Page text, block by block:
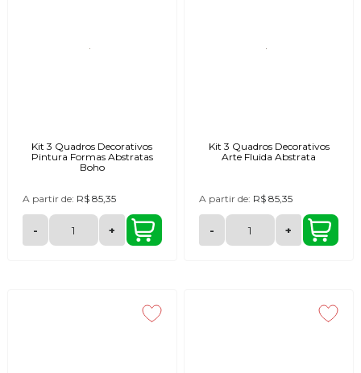
Kit 3 Quadros Decorativos
Pintura Formas Abstratas
Boho
A partir de: R$ 85,35
- +
Kit 3 Quadros Decorativos
Arte Fluida Abstrata
A partir de: R$ 85,35
- +